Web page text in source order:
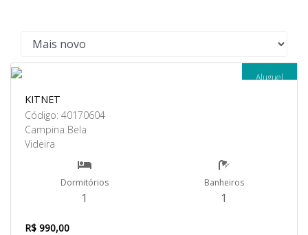
Aluguel
KITNET
Código: 40170604
Campina Bela
Videira
Dormitórios
1
Banheiros
1
R$ 990,00